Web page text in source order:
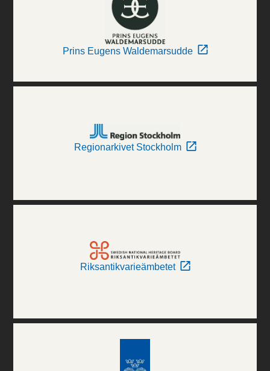
Prins Eugens Waldemarsudde
Regionarkivet Stockholm
Riksantikvarieämbetet